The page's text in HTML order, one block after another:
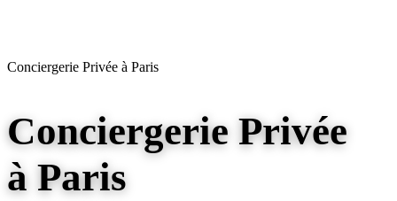
Conciergerie Privée à Paris
Conciergerie Privée
à Paris